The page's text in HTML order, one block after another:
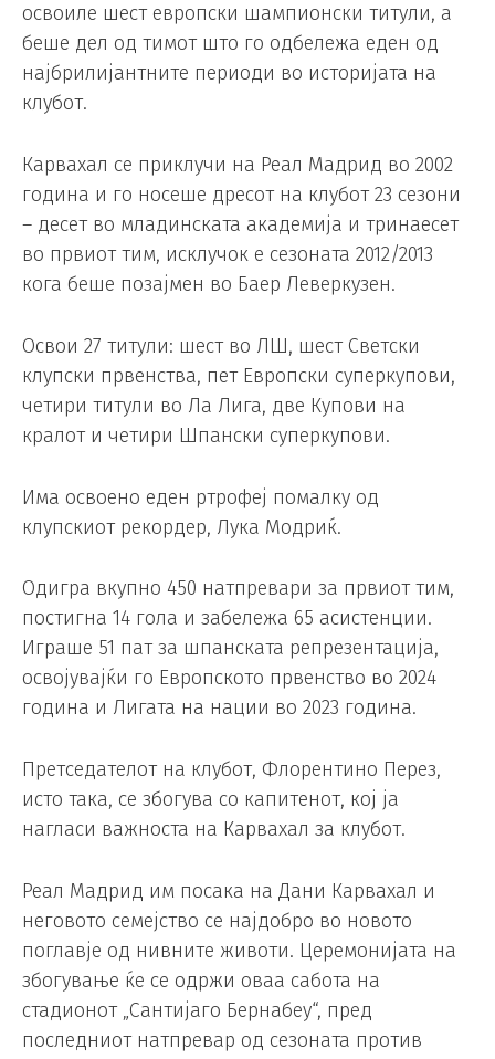
освоиле шест европски шампионски титули, а
беше дел од тимот што го одбележа еден од
најбрилијантните периоди во историјата на
клубот.
Карвахал се приклучи на Реал Мадрид во 2002
година и го носеше дресот на клубот 23 сезони
– десет во младинската академија и тринаесет
во првиот тим, исклучок е сезоната 2012/2013
кога беше позајмен во Баер Леверкузен.
Освои 27 титули: шест во ЛШ, шест Светски
клупски првенства, пет Европски суперкупови,
четири титули во Ла Лига, две Купови на
кралот и четири Шпански суперкупови.
Има освоено еден ртрофеј помалку од
клупскиот рекордер, Лука Модриќ.
Одигра вкупно 450 натпревари за првиот тим,
постигна 14 гола и забележа 65 асистенции.
Играше 51 пат за шпанската репрезентација,
освојувајќи го Европското првенство во 2024
година и Лигата на нации во 2023 година.
Претседателот на клубот, Флорентино Перез,
исто така, се збогува со капитенот, кој ја
нагласи важноста на Карвахал за клубот.
Реал Мадрид им посака на Дани Карвахал и
неговото семејство се најдобро во новото
поглавје од нивните животи. Церемонијата на
збогување ќе се одржи оваа сабота на
стадионот „Сантијаго Бернабеу“, пред
последниот натпревар од сезоната против